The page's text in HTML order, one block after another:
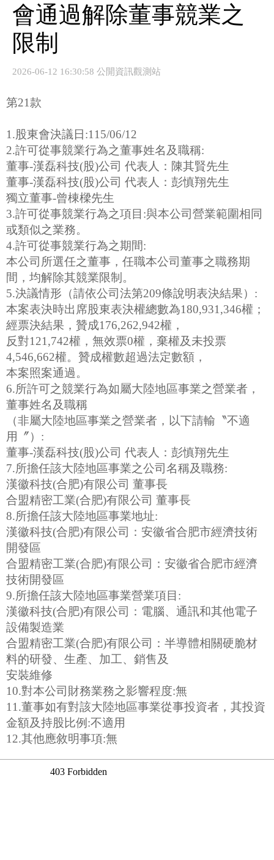
會通過解除董事競業之
限制
2026-06-12 16:30:58 公開資訊觀測站
第21款
1.股東會決議日:115/06/12
2.許可從事競業行為之董事姓名及職稱:
董事-漢磊科技(股)公司 代表人：陳其賢先生
董事-漢磊科技(股)公司 代表人：彭慎翔先生
獨立董事-曾棟樑先生
3.許可從事競業行為之項目:與本公司營業範圍相同
或類似之業務。
4.許可從事競業行為之期間:
本公司所選任之董事，任職本公司董事之職務期
間，均解除其競業限制。
5.決議情形（請依公司法第209條說明表決結果）:
本案表決時出席股東表決權總數為180,931,346權；
經票決結果，贊成176,262,942權，
反對121,742權，無效票0權，棄權及未投票
4,546,662權。贊成權數超過法定數額，
本案照案通過。
6.所許可之競業行為如屬大陸地區事業之營業者，
董事姓名及職稱
（非屬大陸地區事業之營業者，以下請輸〝不適
用〞）:
董事-漢磊科技(股)公司 代表人：彭慎翔先生
7.所擔任該大陸地區事業之公司名稱及職務:
漢徽科技(合肥)有限公司 董事長
合盟精密工業(合肥)有限公司 董事長
8.所擔任該大陸地區事業地址:
漢徽科技(合肥)有限公司：安徽省合肥市經濟技術
開發區
合盟精密工業(合肥)有限公司：安徽省合肥市經濟
技術開發區
9.所擔任該大陸地區事業營業項目:
漢徽科技(合肥)有限公司：電腦、通訊和其他電子
設備製造業
合盟精密工業(合肥)有限公司：半導體相關硬脆材
料的研發、生產、加工、銷售及
安裝維修
10.對本公司財務業務之影響程度:無
11.董事如有對該大陸地區事業從事投資者，其投資
金額及持股比例:不適用
12.其他應敘明事項:無